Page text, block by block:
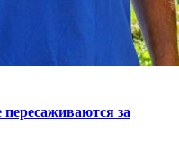
пересаживаются за